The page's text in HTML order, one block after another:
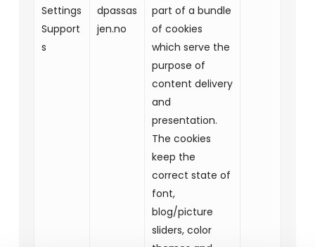
Settings
Support
s
dpassas
jen.no
part of a bundle
of cookies
which serve the
purpose of
content delivery
and
presentation.
The cookies
keep the
correct state of
font,
blog/picture
sliders, color